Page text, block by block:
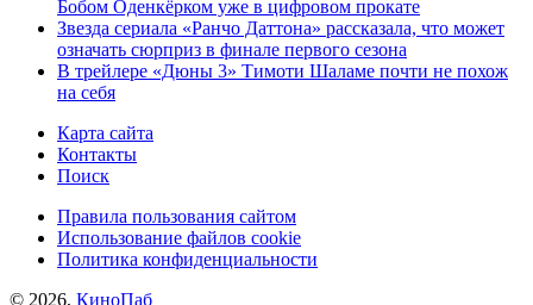
Бобом Оденкёрком уже в цифровом прокате
Звезда сериала «Ранчо Даттона» рассказала, что может
означать сюрприз в финале первого сезона
В трейлере «Дюны 3» Тимоти Шаламе почти не похож
на себя
Карта сайта
Контакты
Поиск
Правила пользования сайтом
Использование файлов cookie
Политика конфиденциальности
© 2026, КиноПаб